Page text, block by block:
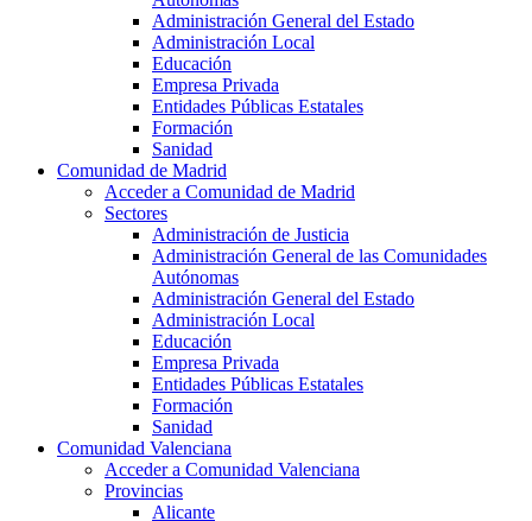
Administración General del Estado
Administración Local
Educación
Empresa Privada
Entidades Públicas Estatales
Formación
Sanidad
Comunidad de Madrid
Acceder a Comunidad de Madrid
Sectores
Administración de Justicia
Administración General de las Comunidades
Autónomas
Administración General del Estado
Administración Local
Educación
Empresa Privada
Entidades Públicas Estatales
Formación
Sanidad
Comunidad Valenciana
Acceder a Comunidad Valenciana
Provincias
Alicante